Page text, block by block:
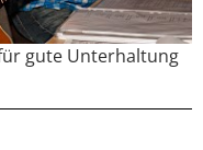
gute Unterhaltung